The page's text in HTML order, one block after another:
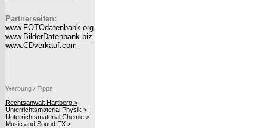
Partnerseiten:
www.FOTOdatenbank.org
www.BilderDatenbank.biz
www.CDverkauf.com
Werbung / Tipps:
Rechtsanwalt Hartberg >
Unterrichtsmaterial Physik >
Unterrichtsmaterial Chemie >
Music and Sound FX >